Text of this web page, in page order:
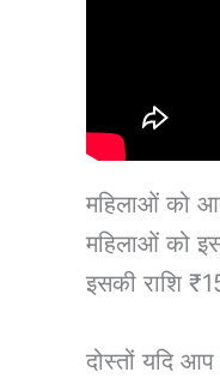
महिलाओं को
महिलाओं को
इसकी राशि
दोस्तों यदि आप